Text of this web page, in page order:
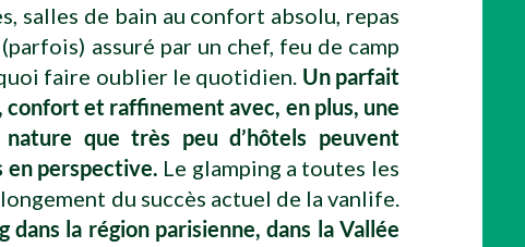
salles de bain au confort absolu, repas
assuré par un chef, feu de camp
faire oublier le quotidien. Un parfait
et raffinement avec, en plus, une
nature que très peu d’hôtels peuvent
en perspective. Le glamping a toutes les
du succès actuel de la vanlife.
dans la région parisienne, dans la Vallée